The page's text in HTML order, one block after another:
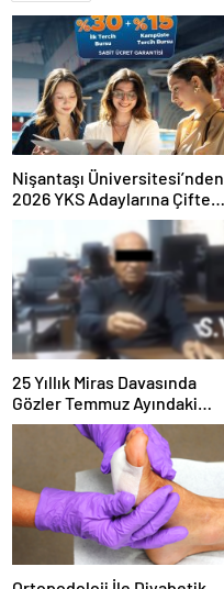
Nişantaşı Üniversitesi’nden
2026 YKS Adaylarına Çifte
Güvence: Sabit Ücret ve
Kesintisiz Burs
25 Yıllık Miras Davasında
Gözler Temmuz Ayındaki
Karar Duruşmasına Çevrildi